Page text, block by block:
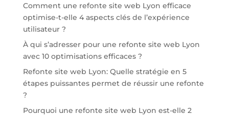
Comment une refonte site web Lyon efficace
optimise-t-elle 4 aspects clés de l’expérience
utilisateur ?
À qui s’adresser pour une refonte site web Lyon
avec 10 optimisations efficaces ?
Refonte site web Lyon: Quelle stratégie en 5
étapes puissantes permet de réussir une refonte
?
Pourquoi une refonte site web Lyon est-elle 2